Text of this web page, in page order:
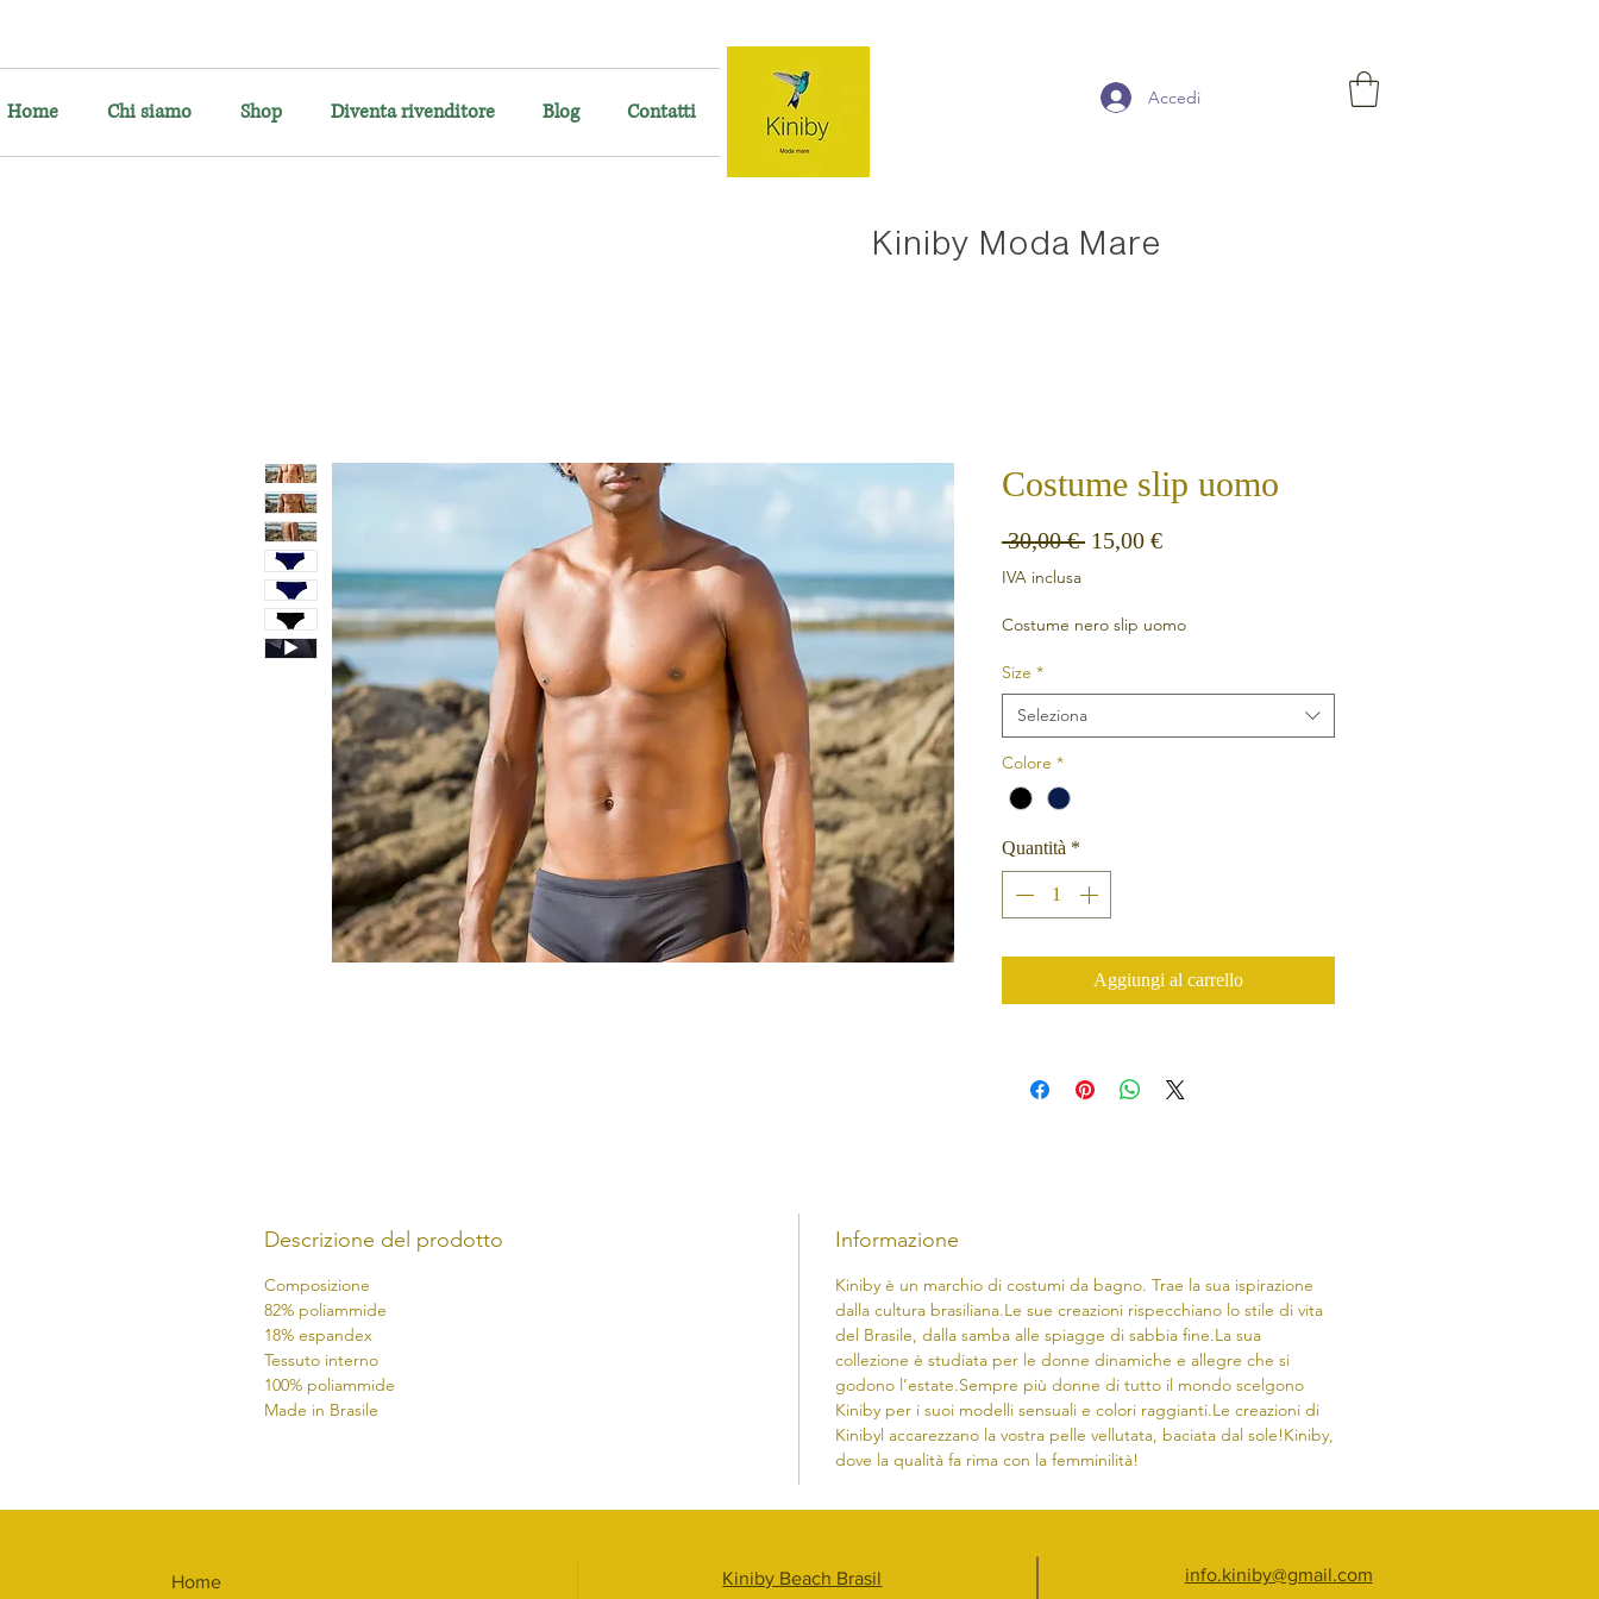
Home Chi siamo Shop Diventa rivenditore Blog Contatti
Accedi
Kiniby Moda Mare
Costume slip uomo
30,00 € Prezzo regolare
15,00 €Prezzo scontato
IVA inclusa
Costume nero slip uomo
Size *
Seleziona
Colore *
Quantità *
Aggiungi al carrello
Descrizione del prodotto
Composizione
82% poliammide
18% espandex
Tessuto interno
100% poliammide
Made in Brasile
Informazione
Kiniby è un marchio di costumi da bagno. Trae la sua ispirazione
dalla cultura brasiliana.​Le sue creazioni rispecchiano lo stile di vita
del Brasile, dalla samba alle spiagge di sabbia fine.​La sua
collezione è studiata per le donne dinamiche e allegre che si
godono l’estate.Sempre più donne di tutto il mondo scelgono
Kiniby per i suoi modelli sensuali e colori raggianti.Le creazioni di
Kinibyl accarezzano la vostra pelle vellutata, baciata dal sole!Kiniby,
dove la qualità fa rima con la femminilità!
Home Kiniby Beach Brasil info.kiniby@gmail.com